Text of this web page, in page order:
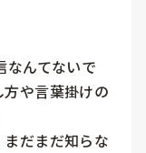
なんてないで
や言葉掛けの
だまだ知らな